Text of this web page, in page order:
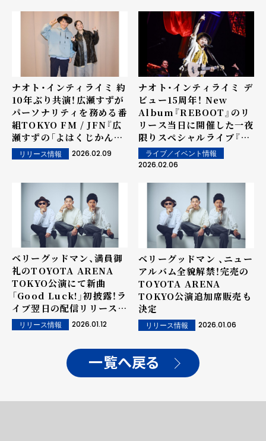
ナオト・インティライミ 約
10年ぶり共演！広瀬すずが
パーソナリティを務める番
組TOKYO FM / JFN『広
瀬すずの「よはくじかん」』
にゲスト出演
リリース情報 2026.02.09
ナオト・インティライミ デ
ビュー15周年！ New
Album『REBOOT』のリ
リース当日に開催した一夜
限りスペシャルライブ『ナ
オト・インティライミ
15th Anniversary
"REBOOT"』の模様をレ
ポート！
ライブ／イベント情報
2026.02.06
ベリーグッドマン、満員御
礼のTOYOTA ARENA
TOKYO公演にて新曲
「Good Luck!」初披露！ラ
イブ翌日の配信リリースを
サプライズ発表
リリース情報 2026.01.12
ベリーグッドマン 、ニュー
アルバム全貌解禁！完売の
TOYOTA ARENA
TOKYO公演追加席販売も
決定
リリース情報 2026.01.06
一覧へ戻る